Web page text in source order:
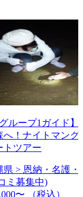
グループ1ガイド
へ！ナイトマング
トツアー
県 > 恩納・名護・
ミ募集中)
〜
（税込）